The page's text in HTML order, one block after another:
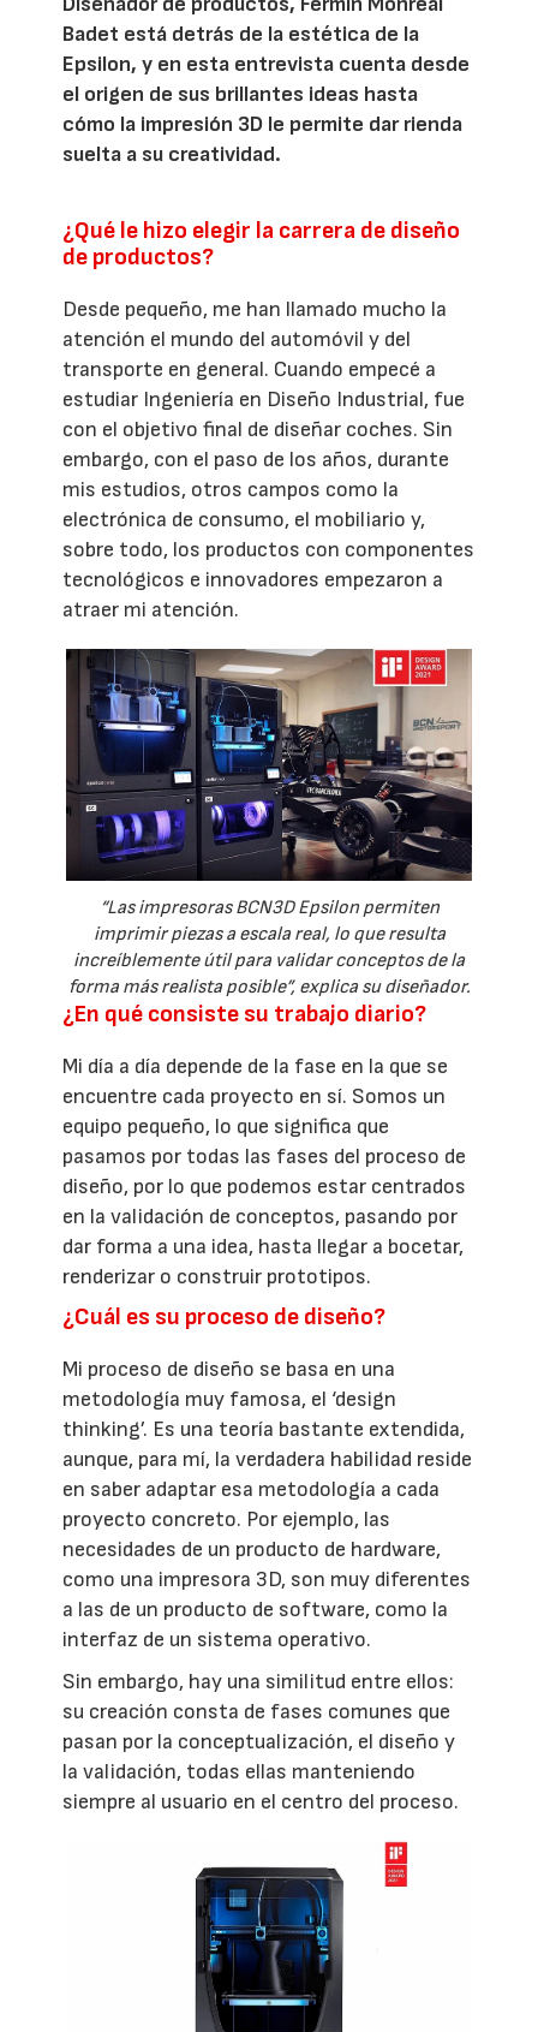
Badet está detrás de la estética de la
Epsilon, y en esta entrevista cuenta desde
el origen de sus brillantes ideas hasta
cómo la impresión 3D le permite dar rienda
suelta a su creatividad.
¿Qué le hizo elegir la carrera de diseño
de productos?
Desde pequeño, me han llamado mucho la
atención el mundo del automóvil y del
transporte en general. Cuando empecé a
estudiar Ingeniería en Diseño Industrial, fue
con el objetivo final de diseñar coches. Sin
embargo, con el paso de los años, durante
mis estudios, otros campos como la
electrónica de consumo, el mobiliario y,
sobre todo, los productos con componentes
tecnológicos e innovadores empezaron a
atraer mi atención.
“Las impresoras BCN3D Epsilon permiten
imprimir piezas a escala real, lo que resulta
increíblemente útil para validar conceptos de la
forma más realista posible”, explica su diseñador.
¿En qué consiste su trabajo diario?
Mi día a día depende de la fase en la que se
encuentre cada proyecto en sí. Somos un
equipo pequeño, lo que significa que
pasamos por todas las fases del proceso de
diseño, por lo que podemos estar centrados
en la validación de conceptos, pasando por
dar forma a una idea, hasta llegar a bocetar,
renderizar o construir prototipos.
¿Cuál es su proceso de diseño?
Mi proceso de diseño se basa en una
metodología muy famosa, el ‘design
thinking’. Es una teoría bastante extendida,
aunque, para mí, la verdadera habilidad reside
en saber adaptar esa metodología a cada
proyecto concreto. Por ejemplo, las
necesidades de un producto de hardware,
como una impresora 3D, son muy diferentes
a las de un producto de software, como la
interfaz de un sistema operativo.
Sin embargo, hay una similitud entre ellos:
su creación consta de fases comunes que
pasan por la conceptualización, el diseño y
la validación, todas ellas manteniendo
siempre al usuario en el centro del proceso.